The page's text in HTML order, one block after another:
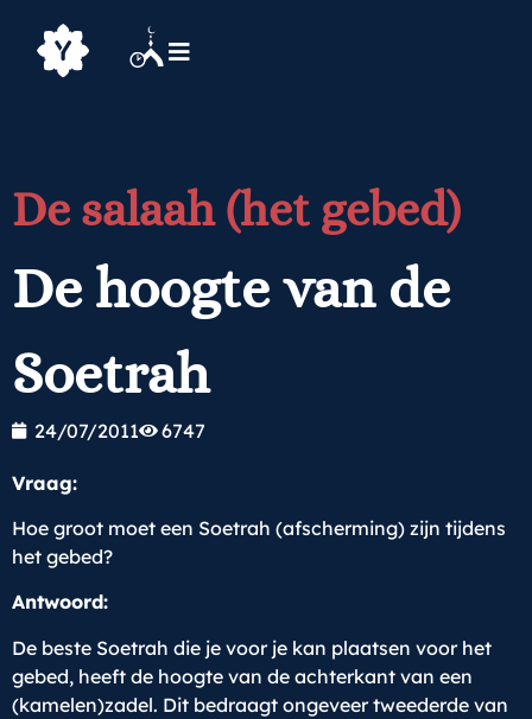
De salaah (het gebed)
De hoogte van de
Soetrah
24/07/2011 6747
Vraag:
Hoe groot moet een Soetrah (afscherming) zijn tijdens
het gebed?
Antwoord:
De beste Soetrah die je voor je kan plaatsen voor het
gebed, heeft de hoogte van de achterkant van een
(kamelen)zadel. Dit bedraagt ongeveer tweederde van